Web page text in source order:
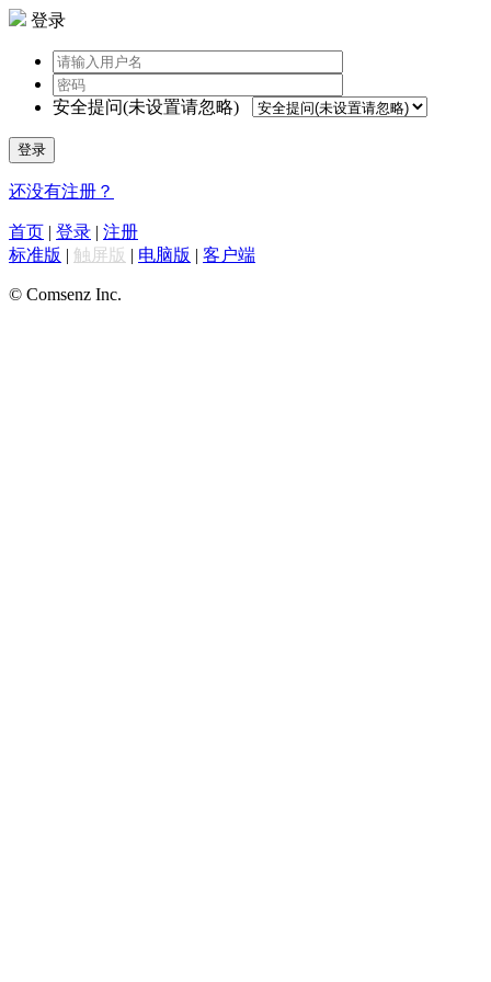
登录
安全提问(未设置请忽略)
登录
还没有注册？
首页 | 登录 | 注册
标准版 | 触屏版 | 电脑版 | 客户端
© Comsenz Inc.